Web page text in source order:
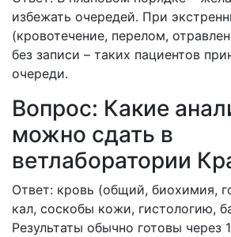
избежать очередей. При
(кровотечение, перелом,
без записи – таких пациентов
очереди.
Вопрос: Какие
можно сдать в
ветлаборатории
Ответ: кровь (общий, биохимия,
кал, соскобы кожи, гистологию,
Результаты обычно готовы через